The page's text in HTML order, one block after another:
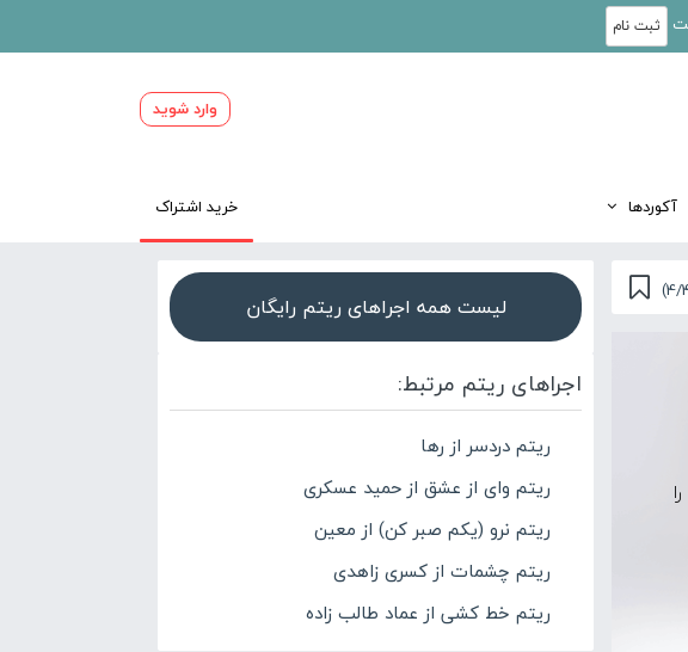
ثبت نام
وارد شوید
آکوردها خرید اشتراک
را
لیست همه اجراهای ریتم رایگان
اجراهای ریتم مرتبط:
ریتم دردسر از رها
ریتم وای از عشق از حمید عسکری
ریتم نرو (یکم صبر کن) از معین
ریتم چشمات از کسری زاهدی
ریتم خط کشی از عماد طالب زاده